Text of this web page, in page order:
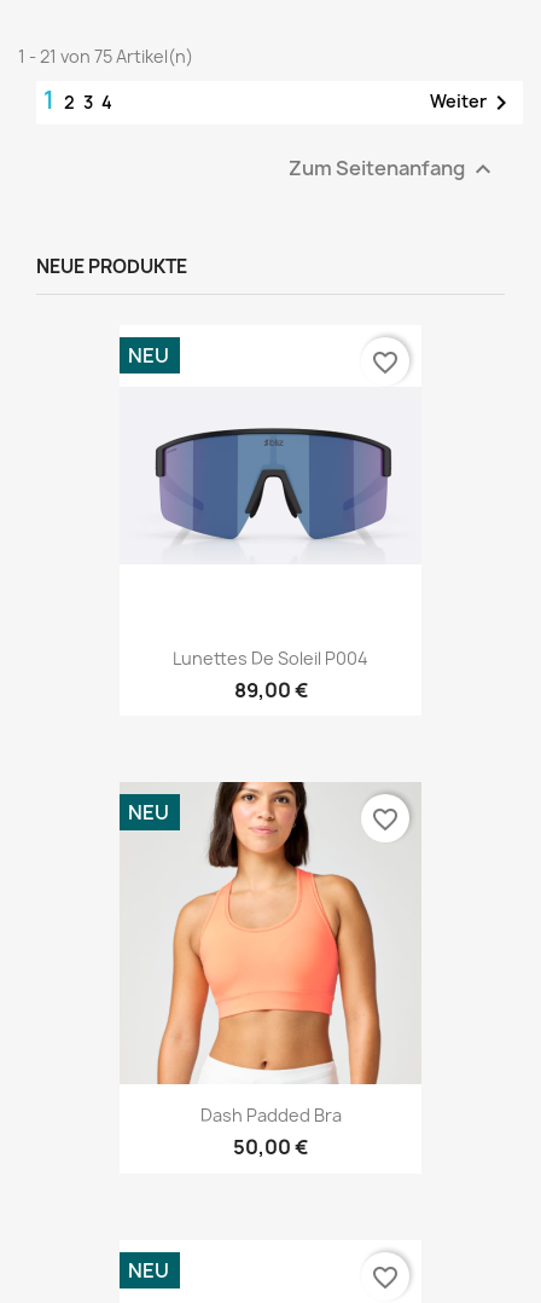
1 - 21 von 75 Artikel(n)
1 2 3 4 Weiter 
Zum Seitenanfang 
NEUE PRODUKTE
Lunettes De Soleil P004
89,00 €
NEU favorite_border
Dash Padded Bra
50,00 €
NEU favorite_border
NEU favorite_border